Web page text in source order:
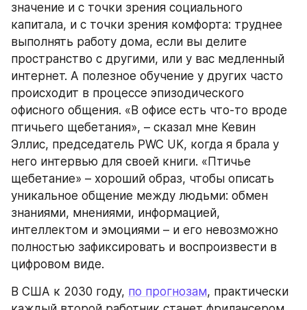
значение и с точки зрения социального
капитала, и с точки зрения комфорта: труднее
выполнять работу дома, если вы делите
пространство с другими, или у вас медленный
интернет. А полезное обучение у других часто
происходит в процессе эпизодического
офисного общения. «В офисе есть что-то вроде
птичьего щебетания», – сказал мне Кевин
Эллис, председатель PWC UK, когда я брала у
него интервью для своей книги. «Птичье
щебетание» – хороший образ, чтобы описать
уникальное общение между людьми: обмен
знаниями, мнениями, информацией,
интеллектом и эмоциями – и его невозможно
полностью зафиксировать и воспроизвести в
цифровом виде.
В США к 2030 году, по прогнозам, практически